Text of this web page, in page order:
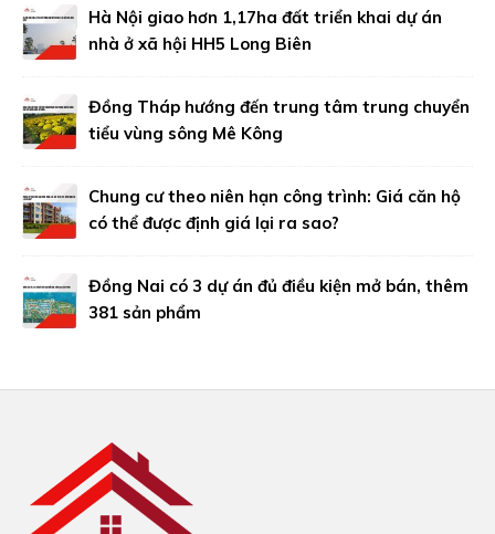
Hà Nội giao hơn 1,17ha đất triển khai dự án
nhà ở xã hội HH5 Long Biên
Đồng Tháp hướng đến trung tâm trung chuyển
tiểu vùng sông Mê Kông
Chung cư theo niên hạn công trình: Giá căn hộ
có thể được định giá lại ra sao?
Đồng Nai có 3 dự án đủ điều kiện mở bán, thêm
381 sản phẩm